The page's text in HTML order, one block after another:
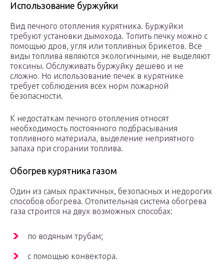
Использование буржуйки
Вид печного отопления курятника. Буржуйки
требуют установки дымохода. Топить печку можно с
помощью дров, угля или топливных брикетов. Все
виды топлива являются экологичными, не выделяют
токсины. Обслуживать буржуйку дешево и не
сложно. Но использование печек в курятнике
требует соблюдения всех норм пожарной
безопасности.
К недостаткам печного отопления относят
необходимость постоянного подбрасывания
топливного материала, выделение неприятного
запаха при сгорании топлива.
Обогрев курятника газом
Один из самых практичных, безопасных и недорогих
способов обогрева. Отопительная система обогрева
газа строится на двух возможных способах:
по водяным трубам;
с помощью конвектора.